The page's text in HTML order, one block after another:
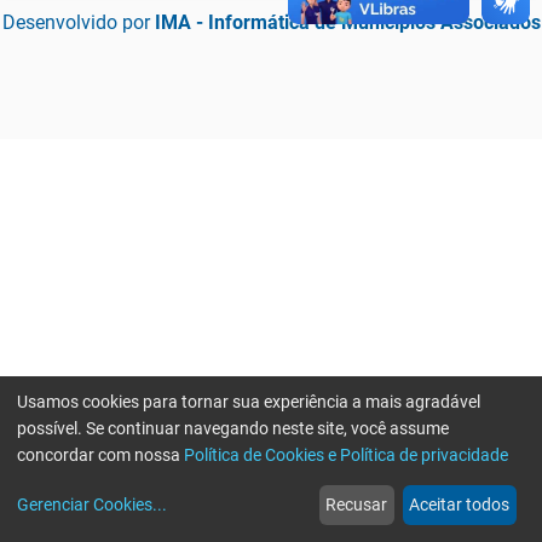
Desenvolvido por IMA - Informática de Municípios Associados
web
Notícias
more_horiz
Mais
Usamos cookies para tornar sua experiência a mais agradável
possível. Se continuar navegando neste site, você assume
concordar com nossa Política de Cookies e Política de privacidade
Gerenciar Cookies... Recusar Aceitar todos
Erro ao enviar informações, por favor tente novamente